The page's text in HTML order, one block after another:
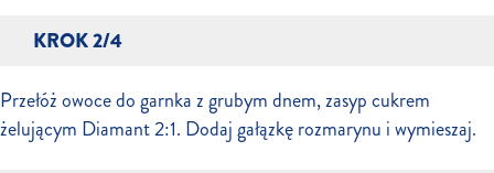
KROK 2/4
Przełóż owoce do garnka z grubym dnem, zasyp cukrem
żelującym Diamant 2:1. Dodaj gałązkę rozmarynu i wymieszaj.